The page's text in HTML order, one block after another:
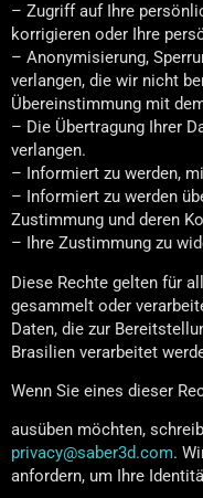
– Zugriff auf Ihre
korrigieren oder Ihre
– Anonymisierung,
verlangen, die wir nicht
Übereinstimmung mit
– Die Übertragung Ihrer
verlangen.
– Informiert zu werden,
– Informiert zu werden
Zustimmung und deren
– Ihre Zustimmung zu
Diese Rechte gelten für
gesammelt oder
Daten, die zur
Brasilien verarbeitet
Wenn Sie eines dieser
ausüben möchten,
privacy@saber3d.com.
anfordern, um Ihre